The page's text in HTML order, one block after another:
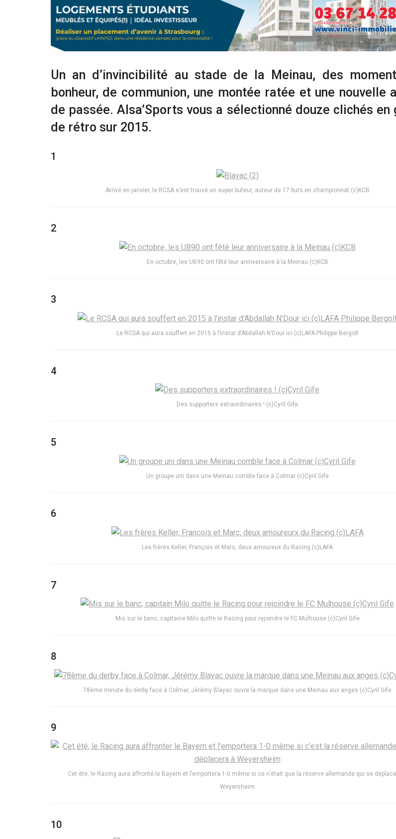
Un an d’invincibilité au stade de la Meinau, des
bonheur, de communion, une montée ratée et une nouvelle
de passée. Alsa’Sports vous a sélectionné douze clichés en
de rétro sur 2015.
1
Arrivé en janvier, le RCSA s’est trouvé un super buteur, auteur de 17 buts en championnat (c)KCB
2
En octobre, les UB90 ont fêté leur anniversaire à la Meinau (c)KCB
3
Le RCSA qui aura souffert en 2015 à l’instar d’Abdallah N’Dour ici (c)LAFA Philippe Bergolt
4
Des supporters extraordinaires ! (c)Cyril Gife
5
Un groupe uni dans une Meinau comble face à Colmar (c)Cyril Gife
6
Les frères Keller, François et Marc, deux amoureux du Racing (c)LAFA
7
Mis sur le banc, capitaine Milo quitte le Racing pour rejoindre le FC Mulhouse (c)Cyril Gife
8
78ème minute du derby face à Colmar, Jérémy Blayac ouvre la marque dans une Meinau aux anges (c)Cyril Gife
9
Cet été, le Racing aura affronté le Bayern et l’emportera 1-0 même si ce n’était que la réserve allemande qui se
Weyersheim
10